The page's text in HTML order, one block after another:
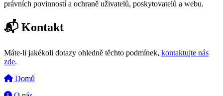
právních povinností a ochraně uživatelů, poskytovatelů a webu.
📬 Kontakt
Máte-li jakékoli dotazy ohledně těchto podmínek, kontaktujte nás
zde.
Domů